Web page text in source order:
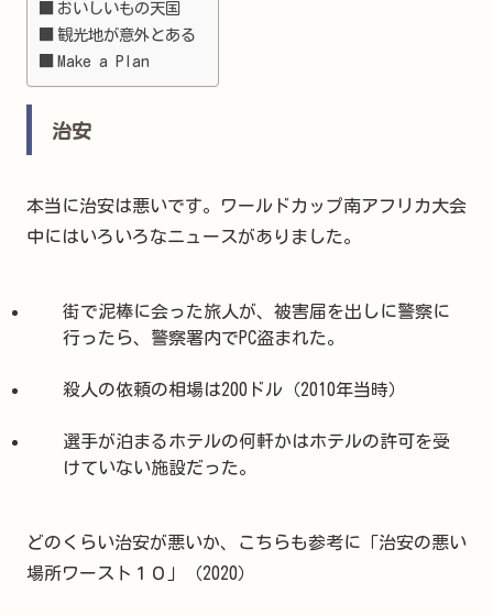
おいしいもの天国
観光地が意外とある
Make a Plan
治安
本当に治安は悪いです。ワールドカップ南アフリカ大会
中にはいろいろなニュースがありました。
街で泥棒に会った旅人が、被害届を出しに警察に
行ったら、警察署内でPC盗まれた。
殺人の依頼の相場は200ドル（2010年当時）
選手が泊まるホテルの何軒かはホテルの許可を受
けていない施設だった。
どのくらい治安が悪いか、こちらも参考に「治安の悪い
場所ワースト１０」（2020）